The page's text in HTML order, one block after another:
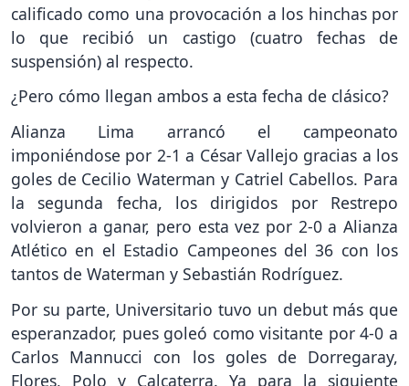
calificado como una provocación a los hinchas por
lo que recibió un castigo (cuatro fechas de
suspensión) al respecto.
¿Pero cómo llegan ambos a esta fecha de clásico?
Alianza Lima arrancó el campeonato
imponiéndose por 2-1 a César Vallejo gracias a los
goles de Cecilio Waterman y Catriel Cabellos. Para
la segunda fecha, los dirigidos por Restrepo
volvieron a ganar, pero esta vez por 2-0 a Alianza
Atlético en el Estadio Campeones del 36 con los
tantos de Waterman y Sebastián Rodríguez.
Por su parte, Universitario tuvo un debut más que
esperanzador, pues goleó como visitante por 4-0 a
Carlos Mannucci con los goles de Dorregaray,
Flores, Polo y Calcaterra. Ya para la siguiente